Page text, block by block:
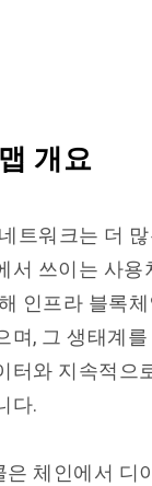
개요
트워크는 더
서 쓰이는 사용
인프라 블록
며, 그 생태계
터와 지속적으
다.
은 체인에서 디